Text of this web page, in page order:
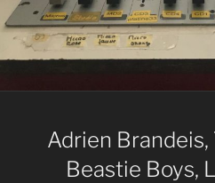
Adrien Brandeis,
Beastie Boys,